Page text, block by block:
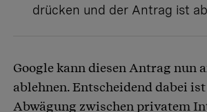
drücken und der Antrag ist
Google kann diesen Antrag nun
ablehnen. Entscheidend dabei
Abwägung zwischen privatem